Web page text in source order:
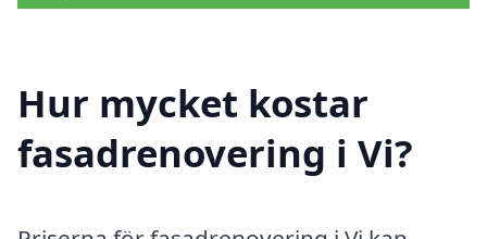
Hur mycket kostar
fasadrenovering i Vi?